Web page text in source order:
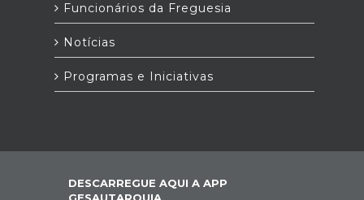
Funcionários da Freguesia
Notícias
Programas e Iniciativas
DESCARREGUE AQUI A APP